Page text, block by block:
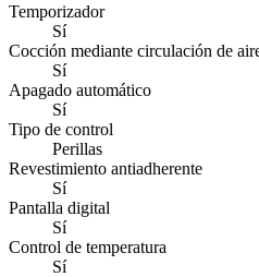
Temporizador
Sí
Cocción mediante circulación de
Sí
Apagado automático
Sí
Tipo de control
Perillas
Revestimiento antiadherente
Sí
Pantalla digital
Sí
Control de temperatura
Sí